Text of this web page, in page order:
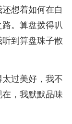
想着如何在白
。算盘拨得叭
到算盘珠子散
过美好，我不
，我默默品味